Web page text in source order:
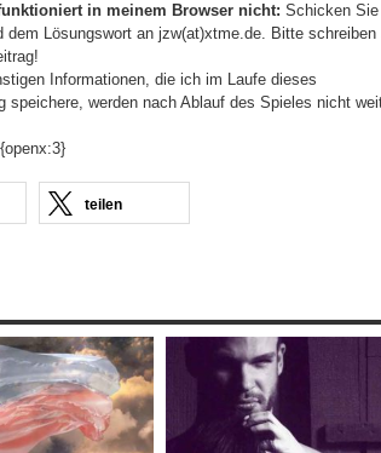
in meinem Browser nicht: Schicken Sie
dem Lösungswort an jzw(at)xtme.de. Bitte schreiben
Informationen, die ich im Laufe dieses
werden nach Ablauf des Spieles nicht
{openx:3}
teilen